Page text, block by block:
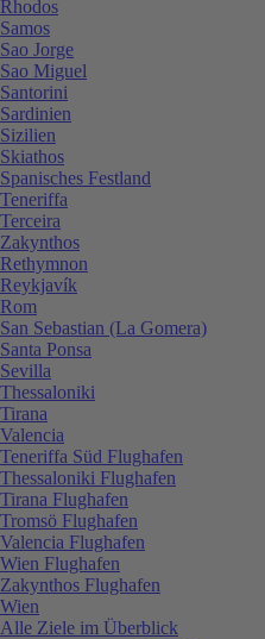
Rhodos
Samos
Sao Jorge
Sao Miguel
Santorini
Sardinien
Sizilien
Skiathos
Spanisches Festland
Teneriffa
Terceira
Zakynthos
Rethymnon
Reykjavík
Rom
San Sebastian (La Gomera)
Santa Ponsa
Sevilla
Thessaloniki
Tirana
Valencia
Teneriffa Süd Flughafen
Thessaloniki Flughafen
Tirana Flughafen
Tromsö Flughafen
Valencia Flughafen
Wien Flughafen
Zakynthos Flughafen
Wien
Alle Ziele im Überblick